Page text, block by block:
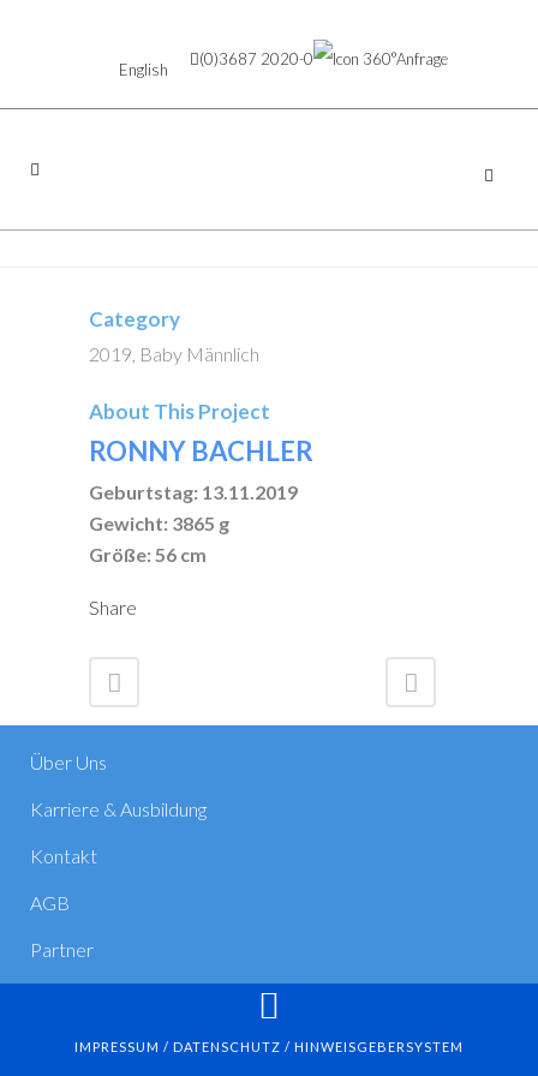
English
(0)3687 2020-0 Anfrage
Category
2019, Baby Männlich
About This Project
RONNY BACHLER
Geburtstag: 13.11.2019
Gewicht: 3865 g
Größe: 56 cm
Share
Über Uns
Karriere & Ausbildung
Kontakt
AGB
Partner
IMPRESSUM / DATENSCHUTZ / HINWEISGEBERSYSTEM